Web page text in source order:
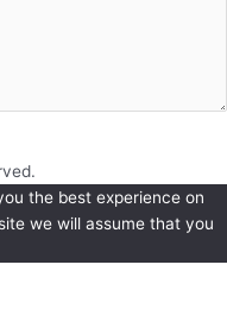
the best experience on
we will assume that you